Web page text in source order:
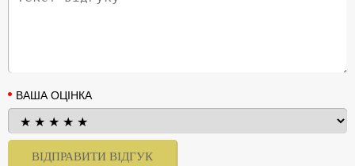
ВАША ОЦІНКА